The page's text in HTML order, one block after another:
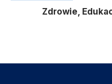
Zdrowie,